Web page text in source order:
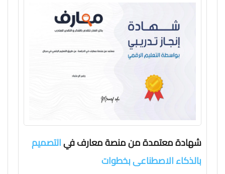
شهادة معتمدة من منصة معارف فيالتصميم
بالذكاء الاصطناعى بخطوات